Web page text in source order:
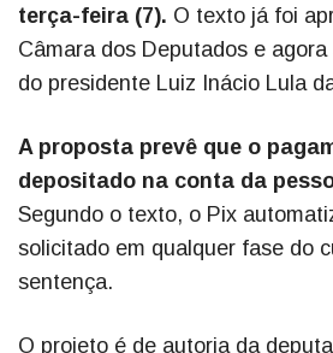
terça-feira (7). O texto já foi
Câmara dos Deputados e
do presidente Luiz Inácio Lula
A proposta prevê que o
depositado na conta da
Segundo o texto, o Pix
solicitado em qualquer fase do
sentença.
O projeto é de autoria da